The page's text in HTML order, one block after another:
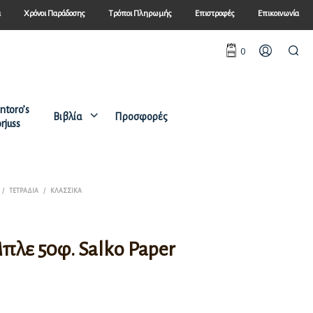
Χρόνοι Παράδοσης Τρόποι Πληρωμής Επιστροφές Επικοινωνία
Βιβλία Προσφορές
0
/ ΤΕΤΡΆΔΙΑ / ΚΛΑΣΣΙΚΆ
50φ. Salko Paper